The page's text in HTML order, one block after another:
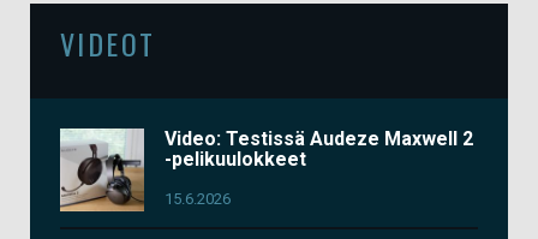
VIDEOT
Video: Testissä Audeze Maxwell 2
-pelikuulokkeet
15.6.2026